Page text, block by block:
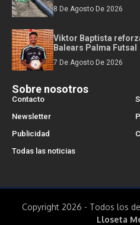
8 De Agosto De 2026
Viktor Baptista
Balears Palma Futsal
7 De Agosto De 2026
Sobre nosotros
Contacto
Newsletter
Publicidad
Todas las noticias
Copyright 2026 - Todos los
Lloseta